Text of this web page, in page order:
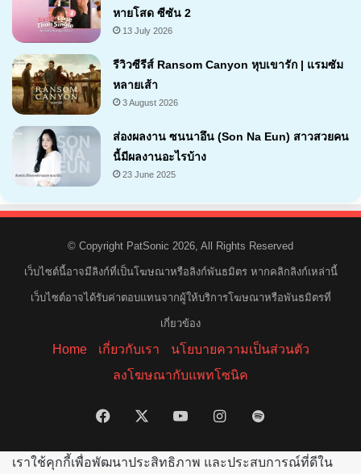
หายโสด ซีซัน 2
13 July 2026
7.1
รีวิวซีรีส์ Ransom Canyon หุบเขารัก | แรมซัม
หลายเส้า
3 August 2026
ส่องผลงาน ซนนาอึน (Son Na Eun) สาวสวยคน
นี้มีผลงานอะไรบ้าง
23 June 2025
© Copyright PatSonic 2026, All Rights Reserved
เว็บไซต์นี้อาจมีลิงก์ที่เป็นโฆษณาหรือลิงก์พันธมิตร หากคลิกลิงก์เหล่านี้
เว็บไซต์อาจได้รับค่าตอบแทนจากผู้ให้บริการโฆษณาหรือพันธมิตรที่
เกี่ยวข้อง
Home เกี่ยวกับเรา
นโยบายความเป็นส่วนตัว
ลงโฆษณากับแพทโซนิค
Facebook YouTubeInstagramSpotify
เราใช้คุกกี้เพื่อพัฒนาประสิทธิภาพ และประสบการณ์ที่ดีใน